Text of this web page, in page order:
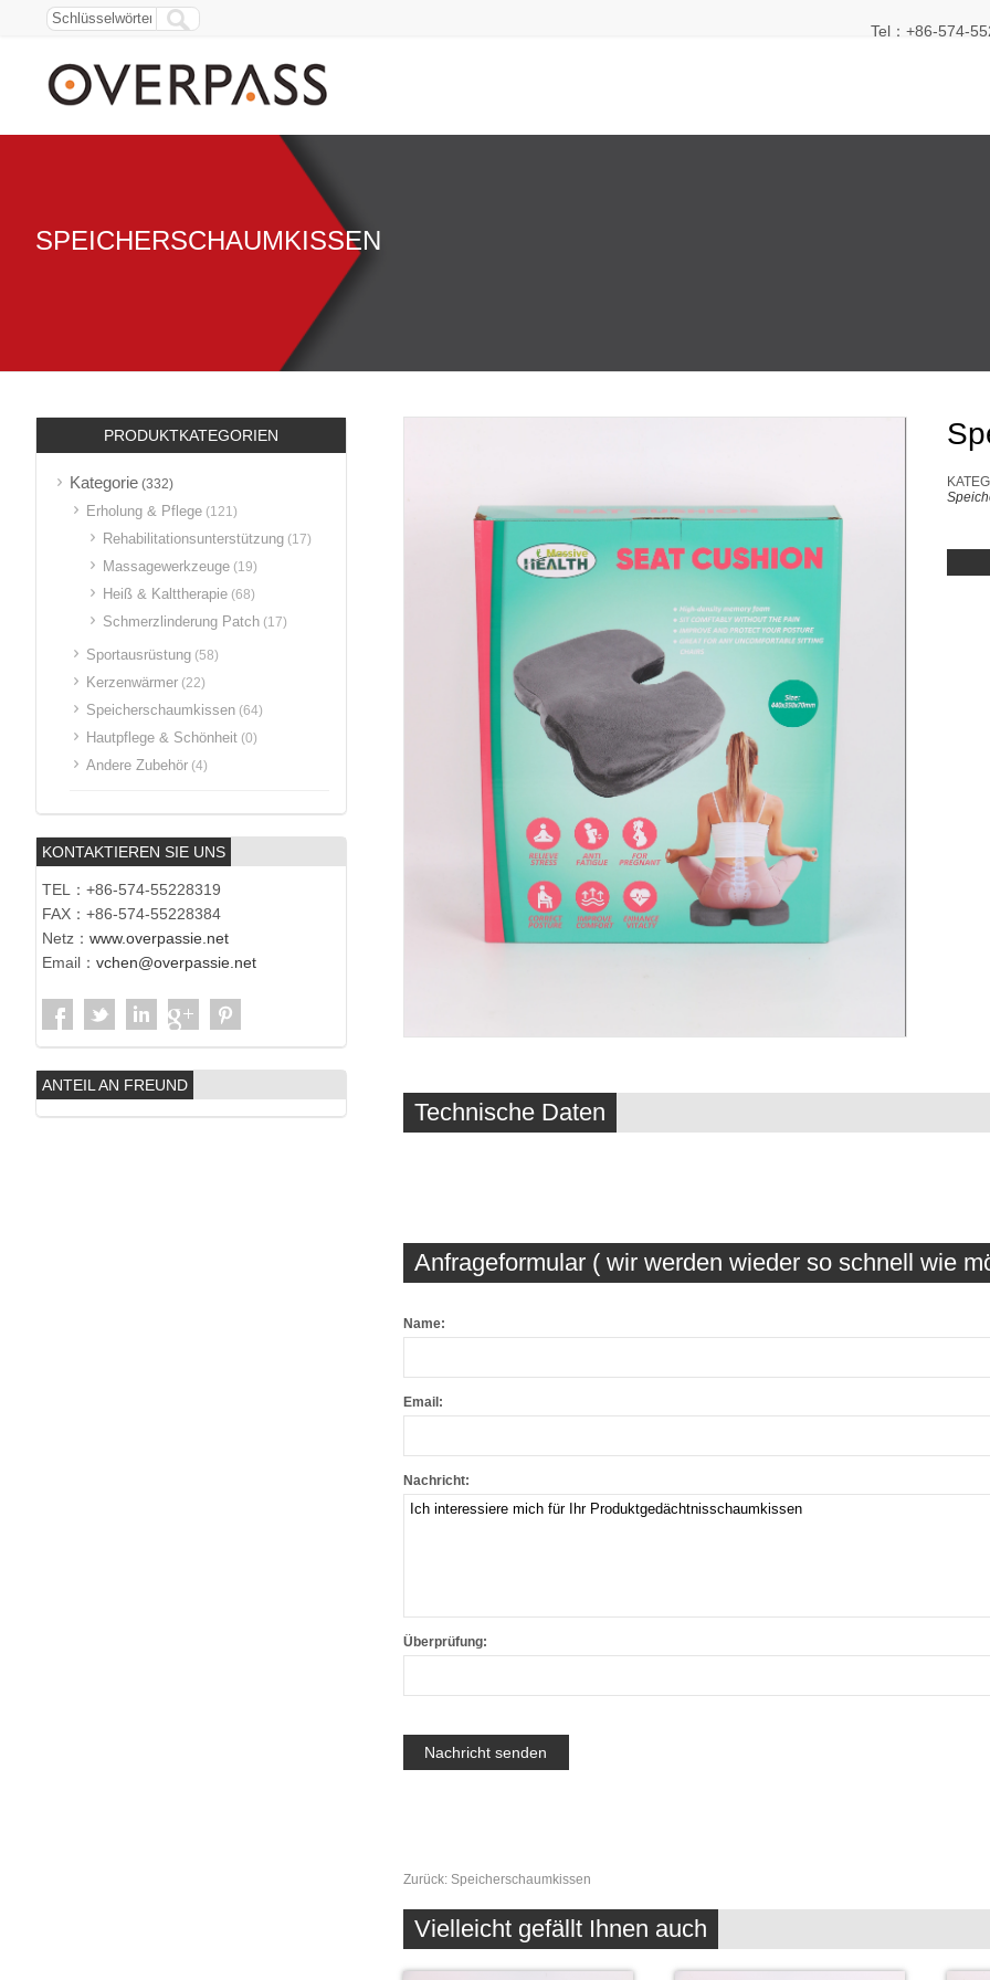
Tel：+86-574-
SPEICHERSCHAUMKISSEN
Technische Daten
Anfrageformular ( wir werden wieder so schnell wie
Name:
Email:
Nachricht:
Überprüfung:
Zurück: Speicherschaumkissen
Vielleicht gefällt Ihnen auch
PRODUKTKATEGORIEN
Kategorie (332)
Erholung & Pflege (121)
Rehabilitationsunterstützung (17)
Massagewerkzeuge (19)
Heiß & Kalttherapie (68)
Schmerzlinderung Patch (17)
Sportausrüstung (58)
Kerzenwärmer (22)
Speicherschaumkissen (64)
Hautpflege & Schönheit (0)
Andere Zubehör (4)
KONTAKTIEREN SIE UNS
TEL：+86-574-55228319
FAX：+86-574-55228384
Netz： www.overpassie.net
Email： vchen@overpassie.net
ANTEIL AN FREUND